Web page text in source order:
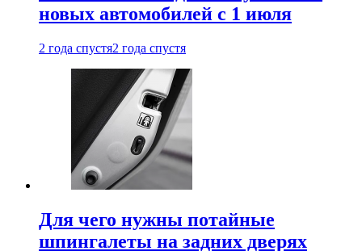
новых автомобилей с 1 июля
2 года спустя2 года спустя
Для чего нужны потайные
шпингалеты на задних дверях